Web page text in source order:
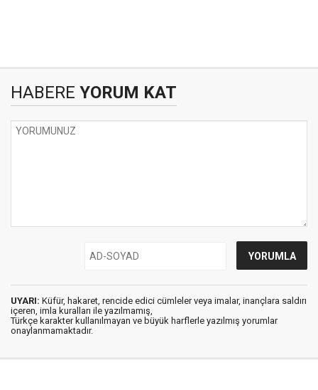
HABERE YORUM KAT
UYARI: Küfür, hakaret, rencide edici cümleler veya imalar, inançlara saldırı
içeren, imla kuralları ile yazılmamış,
Türkçe karakter kullanılmayan ve büyük harflerle yazılmış yorumlar
onaylanmamaktadır.